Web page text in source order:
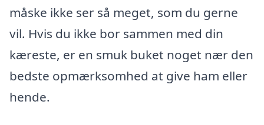
måske ikke ser så meget, som du gerne
vil. Hvis du ikke bor sammen med din
kæreste, er en smuk buket noget nær den
bedste opmærksomhed at give ham eller
hende.